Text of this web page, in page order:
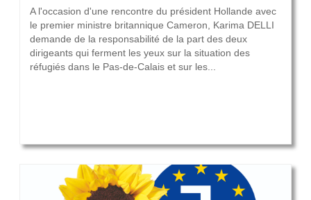
A l'occasion d'une rencontre du président Hollande avec
le premier ministre britannique Cameron, Karima DELLI
demande de la responsabilité de la part des deux
dirigeants qui ferment les yeux sur la situation des
réfugiés dans le Pas-de-Calais et sur les...